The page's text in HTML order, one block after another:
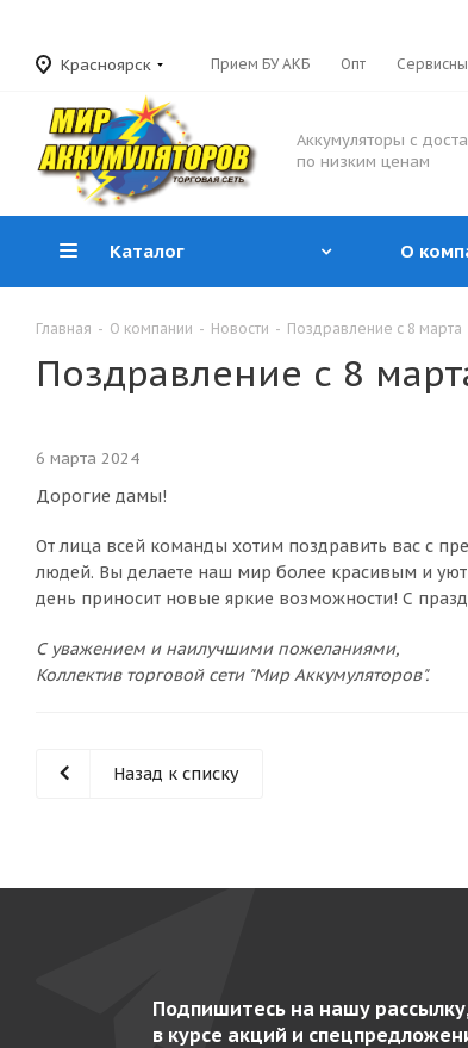
Красноярск Прием БУ АКБ Опт
Аккумуляторы с
по низким ценам
Каталог О
Главная - О компании - Новости - Поздравление с 8 марта
Поздравление с 8
6 марта 2024
Дорогие дамы!
От лица всей команды хотим поздравить вас с
людей. Вы делаете наш мир более красивым и
день приносит новые яркие возможности! С
С уважением и наилучшими пожеланиями,
Коллектив торговой сети "Мир Аккумуляторов".
Назад к списку
Подпишитесь на нашу
в курсе акций и